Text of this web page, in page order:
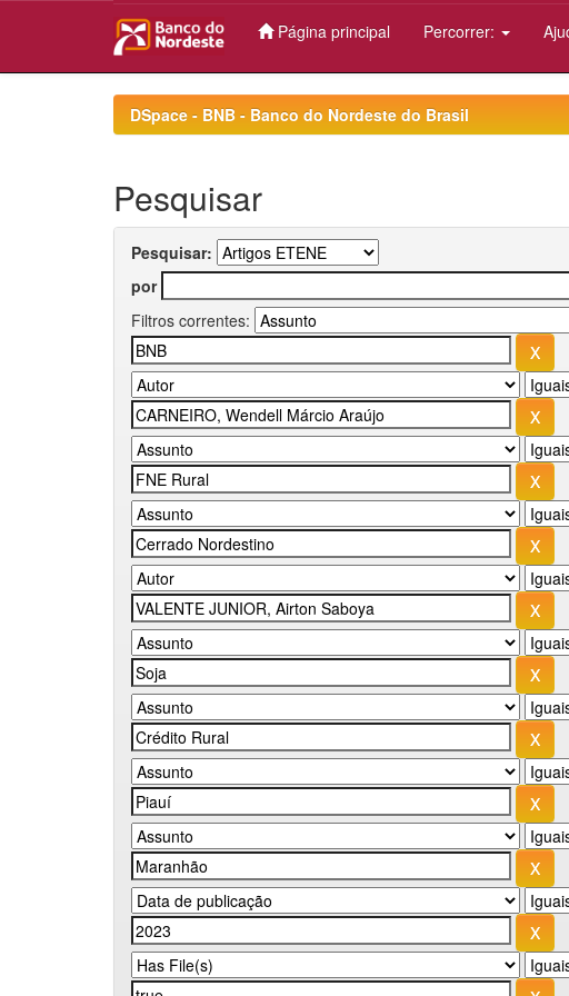
Página principal Percorrer:
DSpace - BNB - Banco do Nordeste do Brasil
Pesquisar
Pesquisar:
por
Filtros correntes: